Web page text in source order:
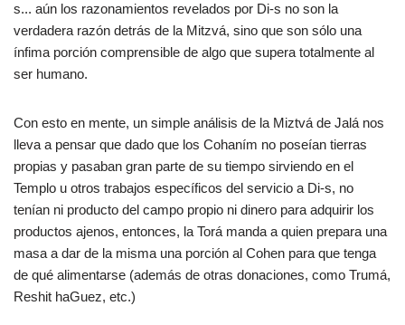
s... aún los razonamientos revelados por Di-s no son la
verdadera razón detrás de la Mitzvá, sino que son sólo una
ínfima porción comprensible de algo que supera totalmente al
ser humano.
Con esto en mente, un simple análisis de la Miztvá de Jalá nos
lleva a pensar que dado que los Cohaním no poseían tierras
propias y pasaban gran parte de su tiempo sirviendo en el
Templo u otros trabajos específicos del servicio a Di-s, no
tenían ni producto del campo propio ni dinero para adquirir los
productos ajenos, entonces, la Torá manda a quien prepara una
masa a dar de la misma una porción al Cohen para que tenga
de qué alimentarse (además de otras donaciones, como Trumá,
Reshit haGuez, etc.)